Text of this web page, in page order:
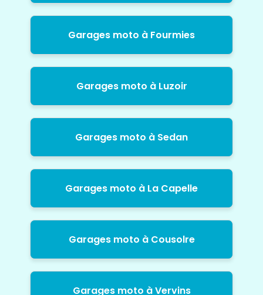
Garages moto à Fourmies
Garages moto à Luzoir
Garages moto à Sedan
Garages moto à La Capelle
Garages moto à Cousolre
Garages moto à Vervins